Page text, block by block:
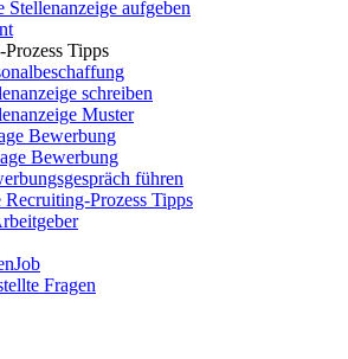
Stellenanzeige aufgeben
Tipps
schreiben
Muster
Bewerbung
Bewerbung
führen
Prozess Tipps
Fragen